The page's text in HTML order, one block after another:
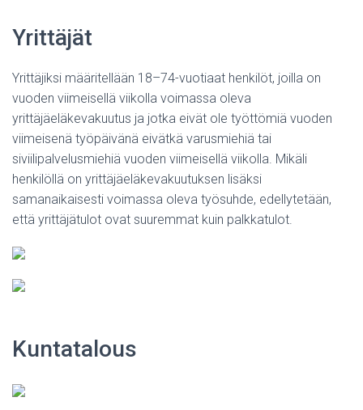
Yrittäjät
Yrittäjiksi määritellään 18–74-vuotiaat henkilöt, joilla on
vuoden viimeisellä viikolla voimassa oleva
yrittäjäeläkevakuutus ja jotka eivät ole työttömiä vuoden
viimeisenä työpäivänä eivätkä varusmiehiä tai
siviilipalvelusmiehiä vuoden viimeisellä viikolla. Mikäli
henkilöllä on yrittäjäeläkevakuutuksen lisäksi
samanaikaisesti voimassa oleva työsuhde, edellytetään,
että yrittäjätulot ovat suuremmat kuin palkkatulot.
Kuntatalous